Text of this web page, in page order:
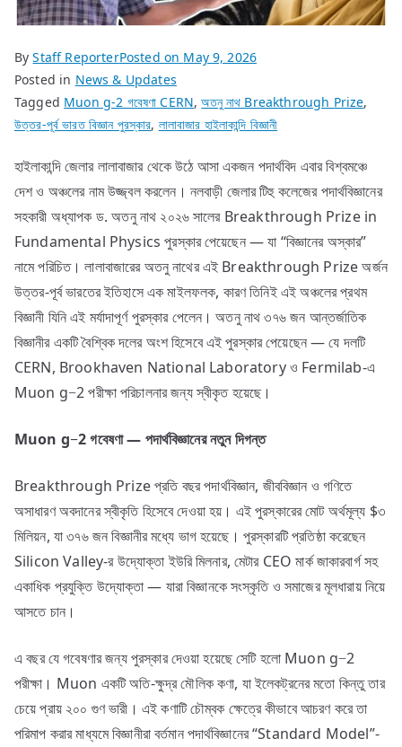
ByStaff ReporterPosted on May 9, 2026
Posted in News & Updates
Tagged Muon g-2 গবেষণা CERN,অতনু নাথ Breakthrough Prize,
উত্তর-পূর্ব ভারত বিজ্ঞান পুরস্কার, লালাবাজার হাইলাকান্দি বিজ্ঞানী
হাইলাকান্দি জেলার লালাবাজার থেকে উঠে আসা একজন পদার্থবিদ এবার বিশ্বমঞ্চে
দেশ ও অঞ্চলের নাম উজ্জ্বল করলেন। নলবাড়ী জেলার টিহু কলেজের পদার্থবিজ্ঞানের
সহকারী অধ্যাপক ড. অতনু নাথ ২০২৬ সালের Breakthrough Prize in
Fundamental Physics পুরস্কার পেয়েছেন — যা “বিজ্ঞানের অস্কার”
নামে পরিচিত। লালাবাজারের অতনু নাথের এই Breakthrough Prize অর্জন
উত্তর-পূর্ব ভারতের ইতিহাসে এক মাইলফলক, কারণ তিনিই এই অঞ্চলের প্রথম
বিজ্ঞানী যিনি এই মর্যাদাপূর্ণ পুরস্কার পেলেন। অতনু নাথ ৩৭৬ জন আন্তর্জাতিক
বিজ্ঞানীর একটি বৈশ্বিক দলের অংশ হিসেবে এই পুরস্কার পেয়েছেন — যে দলটি
CERN, Brookhaven National Laboratory ও Fermilab-এ
Muon g−2 পরীক্ষা পরিচালনার জন্য স্বীকৃত হয়েছে।
Muon g−2গবেষণা — পদার্থবিজ্ঞানেরনতুনদিগন্ত
Breakthrough Prize প্রতি বছর পদার্থবিজ্ঞান, জীববিজ্ঞান ও গণিতে
অসাধারণ অবদানের স্বীকৃতি হিসেবে দেওয়া হয়। এই পুরস্কারের মোট অর্থমূল্য $৩
মিলিয়ন, যা ৩৭৬ জন বিজ্ঞানীর মধ্যে ভাগ হয়েছে। পুরস্কারটি প্রতিষ্ঠা করেছেন
Silicon Valley-র উদ্যোক্তা ইউরি মিলনার, মেটার CEO মার্ক জাকারবার্গ সহ
একাধিক প্রযুক্তি উদ্যোক্তা — যারা বিজ্ঞানকে সংস্কৃতি ও সমাজের মূলধারায় নিয়ে
আসতে চান।
এ বছর যে গবেষণার জন্য পুরস্কার দেওয়া হয়েছে সেটি হলো Muon g−2
পরীক্ষা। Muon একটি অতি-ক্ষুদ্র মৌলিক কণা, যা ইলেকট্রনের মতো কিন্তু তার
চেয়ে প্রায় ২০০ গুণ ভারী। এই কণাটি চৌম্বক ক্ষেত্রে কীভাবে আচরণ করে তা
পরিমাপ করার মাধ্যমে বিজ্ঞানীরা বর্তমান পদার্থবিজ্ঞানের “Standard Model”-